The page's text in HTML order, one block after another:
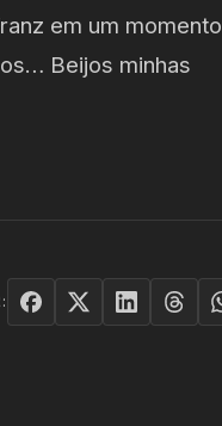
em um momento
Beijos minhas